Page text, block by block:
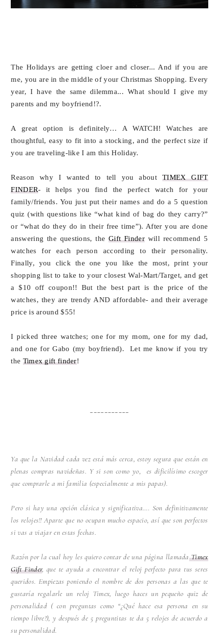
The Holidays are getting cloer and closer... And if you are
me, you are in the middle of your Christmas Shopping. Every
year, I have the same dilemma...What should I give my
parents and my boyfriend!?.
A great option is definitely… A WATCH! Watches are
thoughtful, easy to fit into a stocking, and the perfect size if
you are traveling-like I am this Holiday.
Reason why I wanted to tell you about TIMEX GIFT
FINDER- it helps you find the perfect watch for your
family/friends. You just put their names and do a 5 question
quiz (with questions like “what kind of bag do they carry?”
or “what do they do in their free time”). After you are done
answering the questions, theGift Finderwill recommend 5
watches for each person according to their personality.
Finally, you click the one you like the most, print your
shopping list to take to your closest Wal-Mart/Target, and get
a $10 off coupon!! But the best part is the price of the
watches, they are trendy AND affordable- and their average
price is around $55!
I picked three watches; one for my mom, one for my dad,
and one for Gabo (my boyfriend).
Let me know if you try
the Timex gift finder!
Ya que la Navidad cada vez está más cerca, estoy segura que están en
plenas compras navideñas. Y si son como yo, es dificilísimo escoger
que comprarle a mi familia (especialmente a mis papas).
Pero si hay una opción clásica y significativa…. Son definitivamente
los relojes!! Aparte que no ocupan mucho espacio, así que son perfectos
si vas a viajar en estas fechas.
Razón por la cual hoy les quiero contar de una página llamadaTimex
Gift Finder, que te ayuda a encontrar el reloj perfecto para tus seres
queridos. Empiezas poniendo el nombre de dos personas a las que te
gustaría regalarle un reloj Timex, luego haces un pequeño quiz de
personalidad ( con preguntas como “¿Qué hace esa persona en su
tiempo libre?), y después de 5 preguntitas te da 5 relojes de acuerdo a
su personalidad.